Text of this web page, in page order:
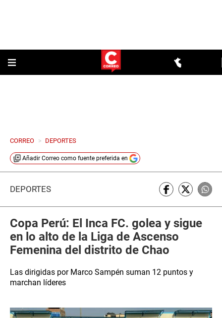
CORREO > DEPORTES
Añadir Correo como fuente preferida en
DEPORTES
Copa Perú: El Inca FC. golea y sigue
en lo alto de la Liga de Ascenso
Femenina del distrito de Chao
Las dirigidas por Marco Sampén suman 12 puntos y
marchan líderes